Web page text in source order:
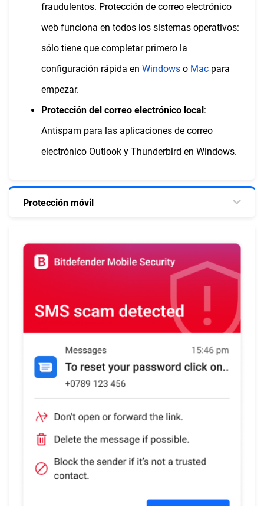
fraudulentos. Protección de correo electrónico
web funciona en todos los sistemas operativos:
sólo tiene que completar primero la
configuración rápida en Windows o Mac para
empezar.
Protección del correo electrónico local:
Antispam para las aplicaciones de correo
electrónico Outlook y Thunderbird en Windows.
Protección móvil